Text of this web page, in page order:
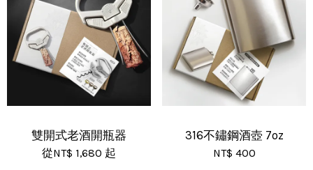
雙開式老酒開瓶器
從NT$ 1,680 起
316不鏽鋼酒壺 7oz
NT$ 400